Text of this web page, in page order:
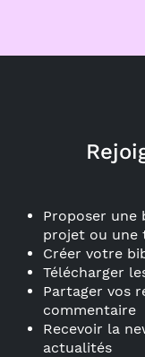
Proposer une
projet ou une
Créer votre
Télécharger
Partager vos
commentaire
Recevoir la
actualités